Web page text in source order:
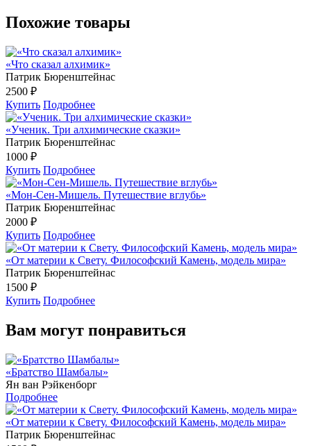
Похожие товары
«Что сказал алхимик»
Патрик Бюренштейнас
2500 ₽
Купить Подробнее
«Ученик. Три алхимические сказки»
Патрик Бюренштейнас
1000 ₽
Купить Подробнее
«Мон-Сен-Мишель. Путешествие вглубь»
Патрик Бюренштейнас
2000 ₽
Купить Подробнее
«От материи к Свету. Философский Камень, модель мира»
Патрик Бюренштейнас
1500 ₽
Купить Подробнее
Вам могут понравиться
«Братство Шамбалы»
Ян ван Рэйкенборг
Подробнее
«От материи к Свету. Философский Камень, модель мира»
Патрик Бюренштейнас